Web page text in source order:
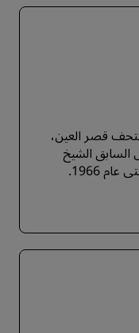
قصر العين،
السابق الشيخ
1966.